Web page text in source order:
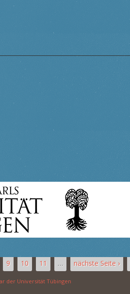
9 10 11 … nächste Seite ›
der Universität Tübingen